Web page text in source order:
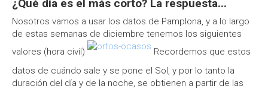
¿Qué día es el más corto? La respuesta...
Nosotros vamos a usar los datos de Pamplona, y a lo largo
de estas semanas de diciembre tenemos los siguientes
valores (hora civil)
Recordemos que estos
datos de cuándo sale y se pone el Sol, y por lo tanto la
duración del día y de la noche, se obtienen a partir de las